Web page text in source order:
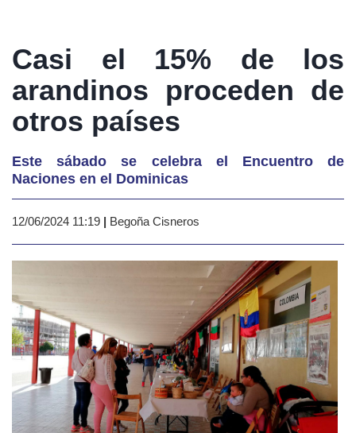
Casi el 15% de los
arandinos proceden de
otros países
Este sábado se celebra el Encuentro de
Naciones en el Dominicas
12/06/2024 11:19 | Begoña Cisneros